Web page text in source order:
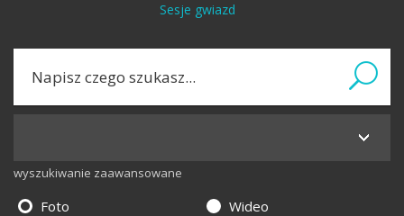
Sesje gwiazd
wyszukiwanie zaawansowane
Foto
Wideo